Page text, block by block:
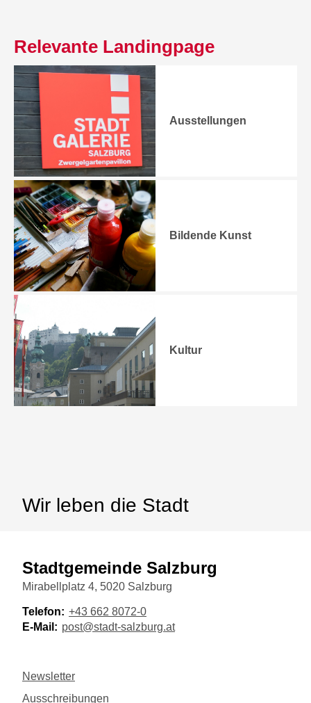
Relevante Landingpage
Ausstellungen
Bildende Kunst
Kultur
Wir leben die Stadt
Stadtgemeinde Salzburg
Mirabellplatz 4, 5020 Salzburg
Telefon: +43 662 8072-0
E-Mail: post@stadt-salzburg.at
Newsletter
Ausschreibungen